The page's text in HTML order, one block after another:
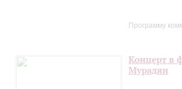
Программу
Концерт в
Мурадян